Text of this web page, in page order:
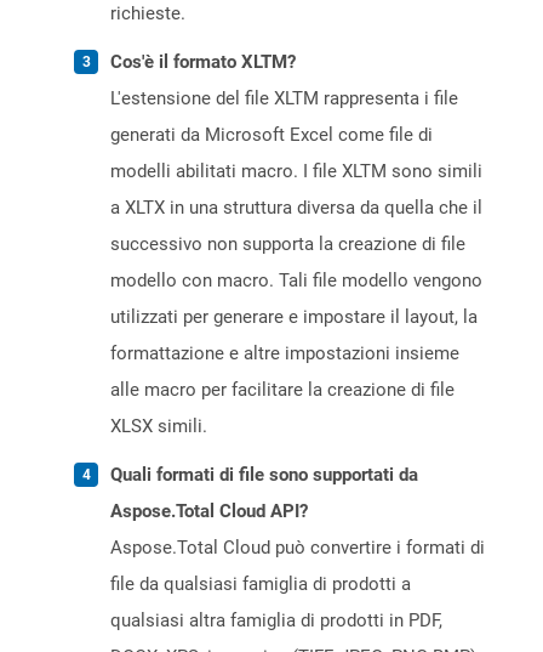
richieste.
Cos'è il formato XLTM?
L'estensione del file XLTM rappresenta i file
generati da Microsoft Excel come file di
modelli abilitati macro. I file XLTM sono simili
a XLTX in una struttura diversa da quella che il
successivo non supporta la creazione di file
modello con macro. Tali file modello vengono
utilizzati per generare e impostare il layout, la
formattazione e altre impostazioni insieme
alle macro per facilitare la creazione di file
XLSX simili.
Quali formati di file sono supportati da
Aspose.Total Cloud API?
Aspose.Total Cloud può convertire i formati di
file da qualsiasi famiglia di prodotti a
qualsiasi altra famiglia di prodotti in PDF,